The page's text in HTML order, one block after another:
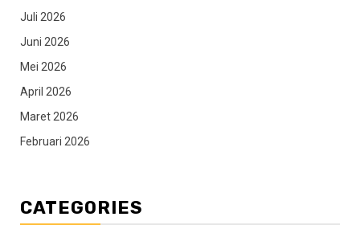
Juli 2026
Juni 2026
Mei 2026
April 2026
Maret 2026
Februari 2026
CATEGORIES